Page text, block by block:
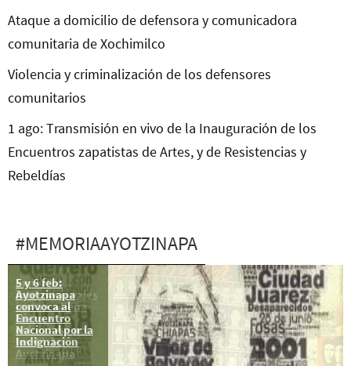
Ataque a domicilio de defensora y comunicadora
comunitaria de Xochimilco
Violencia y criminalización de los defensores
comunitarios
1 ago: Transmisión en vivo de la Inauguración de los
Encuentros zapatistas de Artes, y de Resistencias y
Rebeldías
#MEMORIAAYOTZINAPA
5 y 6 feb:
Ayotzinapa
convoca al
Encuentro
Nacional por la
Indignación
Expertos
internacionales
instan a Peña
Nieto a
esforzarse por
los 43 de
Ayotzinapa